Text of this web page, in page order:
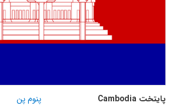
پایتخت Cambodia پنوم پن